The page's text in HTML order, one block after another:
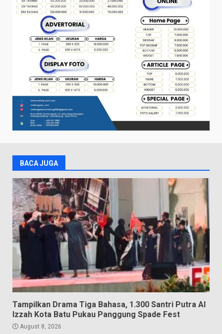
BACA JUGA
Tampilkan Drama Tiga Bahasa, 1.300 Santri Putra Al
Izzah Kota Batu Pukau Panggung Spade Fest
August 8, 2026